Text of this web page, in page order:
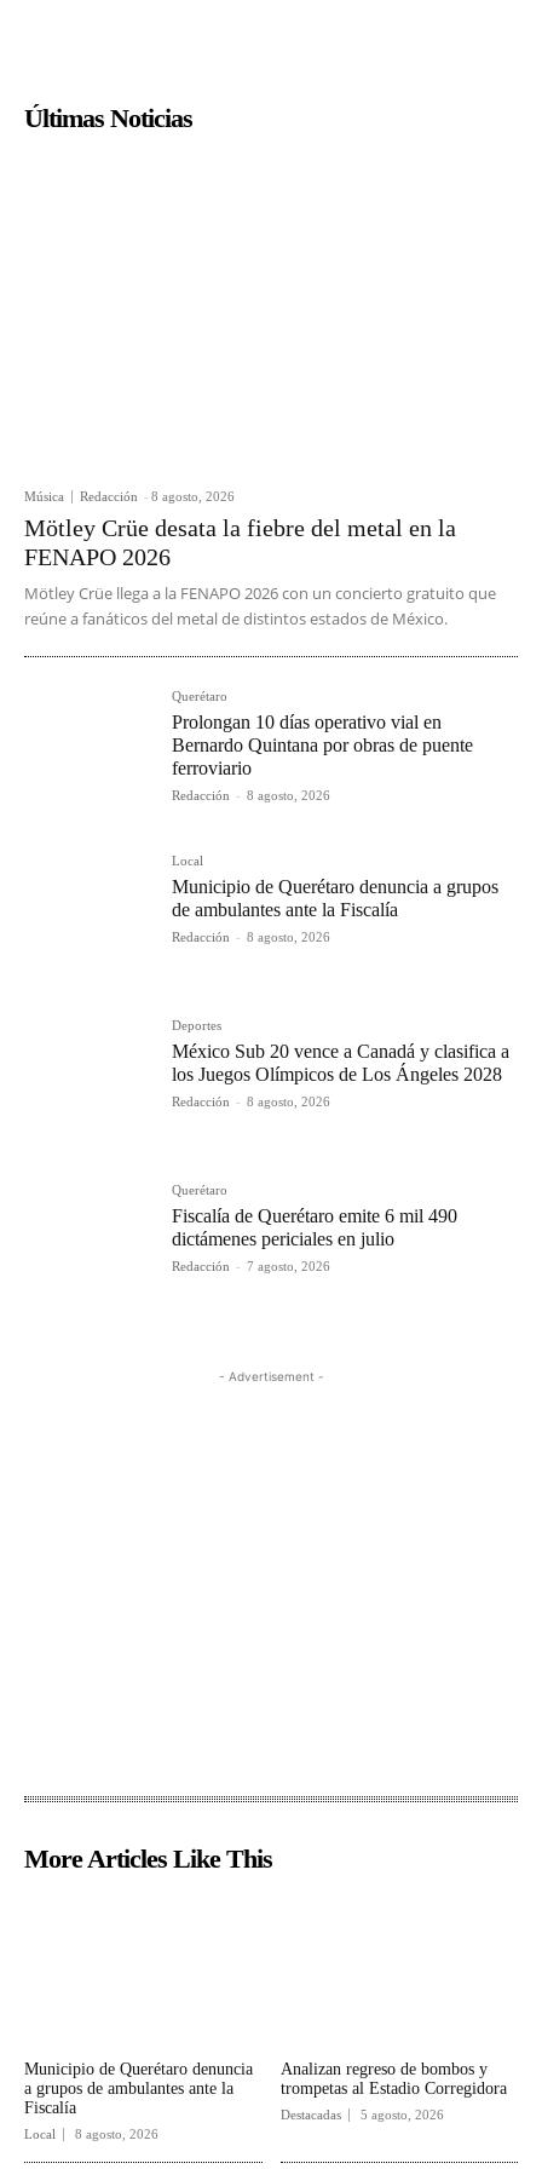
Últimas Noticias
Música Redacción - 8 agosto, 2026
Mötley Crüe desata la fiebre del metal en la
FENAPO 2026
Mötley Crüe llega a la FENAPO 2026 con un concierto gratuito que
reúne a fanáticos del metal de distintos estados de México.
Querétaro
Prolongan 10 días operativo vial en
Bernardo Quintana por obras de puente
ferroviario
Redacción - 8 agosto, 2026
Local
Municipio de Querétaro denuncia a grupos
de ambulantes ante la Fiscalía
Redacción - 8 agosto, 2026
Deportes
México Sub 20 vence a Canadá y clasifica a
los Juegos Olímpicos de Los Ángeles 2028
Redacción - 8 agosto, 2026
Querétaro
Fiscalía de Querétaro emite 6 mil 490
dictámenes periciales en julio
Redacción - 7 agosto, 2026
- Advertisement -
More Articles Like This
Municipio de Querétaro denuncia
a grupos de ambulantes ante la
Fiscalía
Local 8 agosto, 2026
Analizan regreso de bombos y
trompetas al Estadio Corregidora
Destacadas 5 agosto, 2026